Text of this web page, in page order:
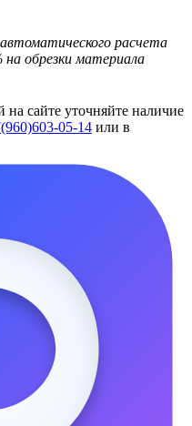
расчета
на обрезки материала
сайте уточняйте наличие
05-14 или в